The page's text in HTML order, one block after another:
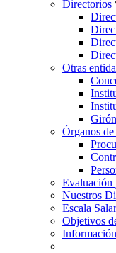
Directorios
Otras
Órganos
Evaluación
Nuestros
Escala
Objetivos